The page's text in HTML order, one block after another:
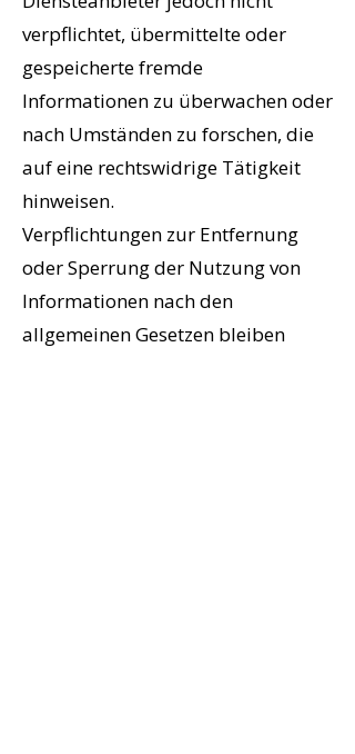
verpflichtet, übermittelte oder
gespeicherte fremde
Informationen zu überwachen oder
nach Umständen zu forschen, die
auf eine rechtswidrige Tätigkeit
hinweisen.
Verpflichtungen zur Entfernung
oder Sperrung der Nutzung von
Informationen nach den
allgemeinen Gesetzen bleiben